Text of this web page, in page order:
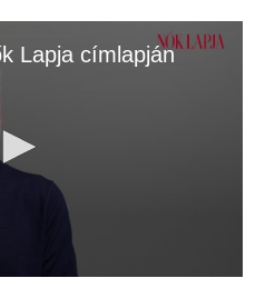
Lapja címlapján